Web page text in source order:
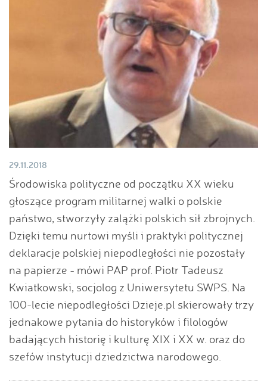
29.11.2018
Środowiska polityczne od początku XX wieku
głoszące program militarnej walki o polskie
państwo, stworzyły zalążki polskich sił zbrojnych.
Dzięki temu nurtowi myśli i praktyki politycznej
deklaracje polskiej niepodległości nie pozostały
na papierze - mówi PAP prof. Piotr Tadeusz
Kwiatkowski, socjolog z Uniwersytetu SWPS. Na
100-lecie niepodległości Dzieje.pl skierowały trzy
jednakowe pytania do historyków i filologów
badających historię i kulturę XIX i XX w. oraz do
szefów instytucji dziedzictwa narodowego.